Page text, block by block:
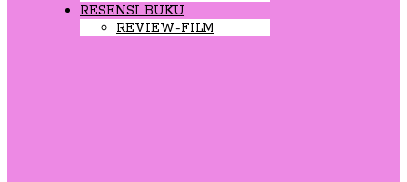
RESENSI BUKU
REVIEW-FILM